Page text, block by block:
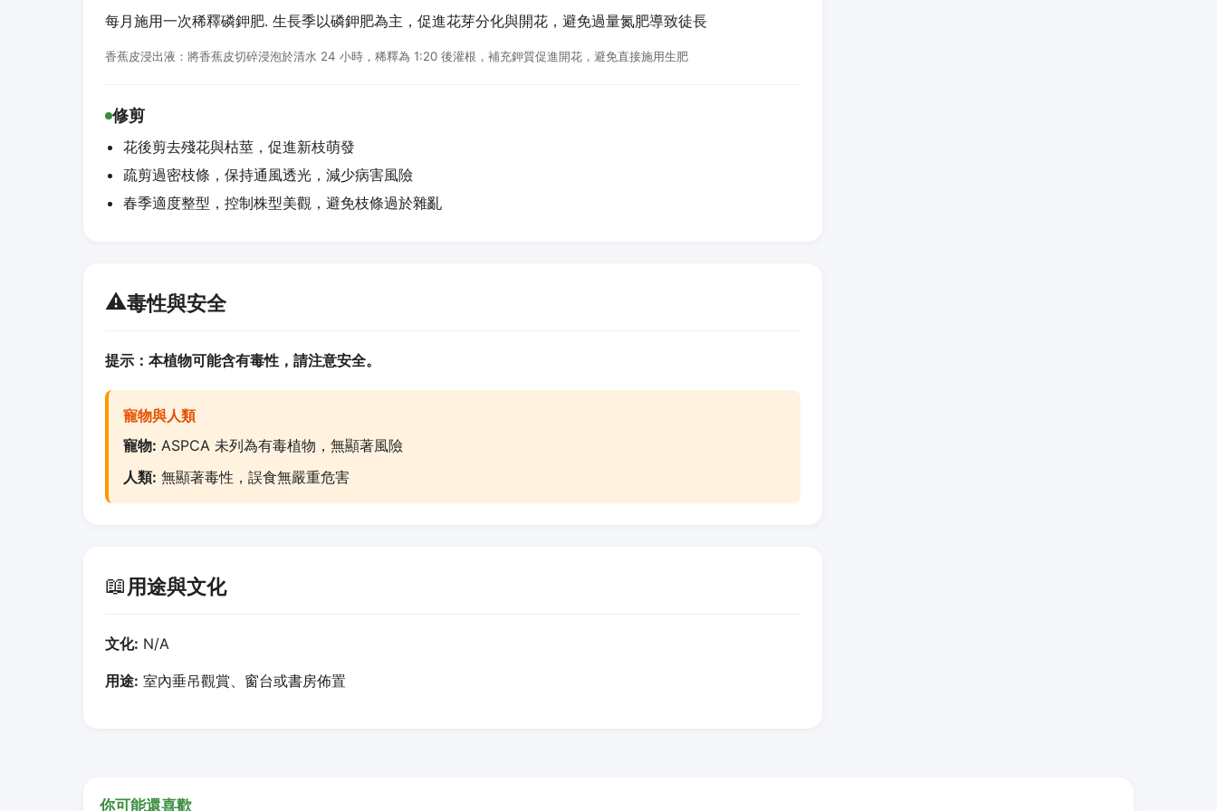
每月施用一次稀釋磷鉀肥. 生長季以磷鉀肥為主，促進花芽分化與開花，避免過量氮肥導致徒長
香蕉皮浸出液：將香蕉皮切碎浸泡於清水 24 小時，稀釋為 1:20 後灌根，補充鉀質促進開花，避免直接施用生肥
修剪
花後剪去殘花與枯莖，促進新枝萌發
疏剪過密枝條，保持通風透光，減少病害風險
春季適度整型，控制株型美觀，避免枝條過於雜亂
⚠️毒性與安全
提示：本植物可能含有毒性，請注意安全。
寵物與人類
寵物: ASPCA 未列為有毒植物，無顯著風險
人類: 無顯著毒性，誤食無嚴重危害
📖用途與文化
文化: N/A
用途: 室內垂吊觀賞、窗台或書房佈置
你可能還喜歡